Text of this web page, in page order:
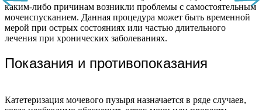
каким-либо причинам возникли проблемы с самостоятельным
мочеиспусканием. Данная процедура может быть временной
мерой при острых состояниях или частью длительного
лечения при хронических заболеваниях.
Показания и противопоказания
Катетеризация мочевого пузыря назначается в ряде случаев,